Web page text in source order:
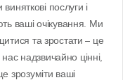
послуги і
ваші очікування. Ми
та зростати – це
надзвичайно цінні,
зрозуміти ваші